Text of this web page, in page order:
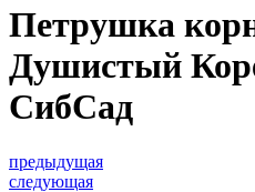
Петрушка
Душистый
СибСад
предыдущая
следующая